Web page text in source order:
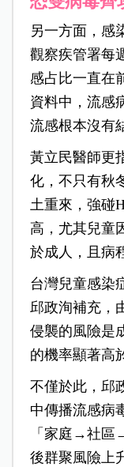
另一方面，感
觀察疾管署每
感占比一直在
資料中，流感
流感根本沒有
黃立民醫師更
化，不只有秋
土重來，強碰
高，尤其兒童
於成人，且病
台灣兒童感染
邱政洵補充，
侵襲的風險是
的機率顯著高
不僅於此，邱
中傳播流感病
「家庭→社區
後群聚風險上